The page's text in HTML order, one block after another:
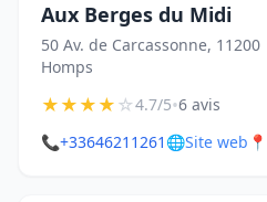
Aux Berges du Midi
50 Av. de Carcassonne, 11200
Homps
★★★★☆4.7/5•6 avis
📞+33646211261 🌐Site web 📍